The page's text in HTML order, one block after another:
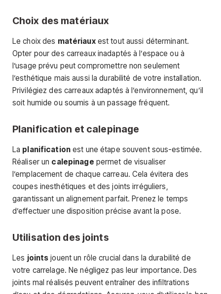
Choix des matériaux
Le choix des matériauxest tout aussi déterminant.
Opter pour des carreaux inadaptés à l’espace ou à
l’usage prévu peut compromettre non seulement
l’esthétique mais aussi la durabilité de votre installation.
Privilégiez des carreaux adaptés à l’environnement, qu’il
soit humide ou soumis à un passage fréquent.
Planification et calepinage
La planificationest une étape souvent sous-estimée.
Réaliser un calepinage permet de visualiser
l’emplacement de chaque carreau. Cela évitera des
coupes inesthétiques et des joints irréguliers,
garantissant un alignement parfait. Prenez le temps
d’effectuer une disposition précise avant la pose.
Utilisation des joints
Les joints jouent un rôle crucial dans la durabilité de
votre carrelage. Ne négligez pas leur importance. Des
joints mal réalisés peuvent entraîner des infiltrations